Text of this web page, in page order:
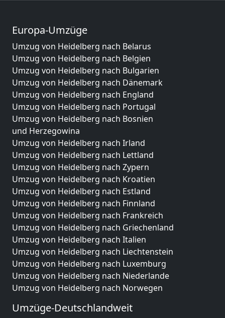
Europa-Umzüge
Umzug von Heidelberg nach Belarus
Umzug von Heidelberg nach Belgien
Umzug von Heidelberg nach Bulgarien
Umzug von Heidelberg nach Dänemark
Umzug von Heidelberg nach England
Umzug von Heidelberg nach Portugal
Umzug von Heidelberg nach Bosnien
und Herzegowina
Umzug von Heidelberg nach Irland
Umzug von Heidelberg nach Lettland
Umzug von Heidelberg nach Zypern
Umzug von Heidelberg nach Kroatien
Umzug von Heidelberg nach Estland
Umzug von Heidelberg nach Finnland
Umzug von Heidelberg nach Frankreich
Umzug von Heidelberg nach Griechenland
Umzug von Heidelberg nach Italien
Umzug von Heidelberg nach Liechtenstein
Umzug von Heidelberg nach Luxemburg
Umzug von Heidelberg nach Niederlande
Umzug von Heidelberg nach Norwegen
Umzüge-Deutschlandweit